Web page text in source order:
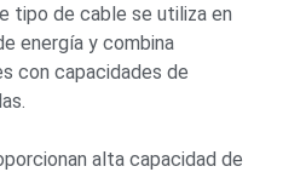
tipo de cable se utiliza en
energía y combina
con capacidades de
alta capacidad de